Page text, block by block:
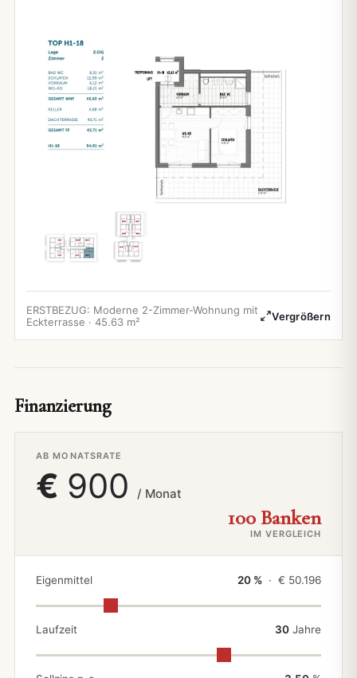
ERSTBEZUG: Moderne 2-Zimmer-Wohnung mit
Eckterrasse · 45.63 m²
Vergrößern
Finanzierung
AB MONATSRATE
€ 900 / Monat
100 Banken
IM VERGLEICH
Eigenmittel 20 % · € 50.196
Laufzeit 30 Jahre